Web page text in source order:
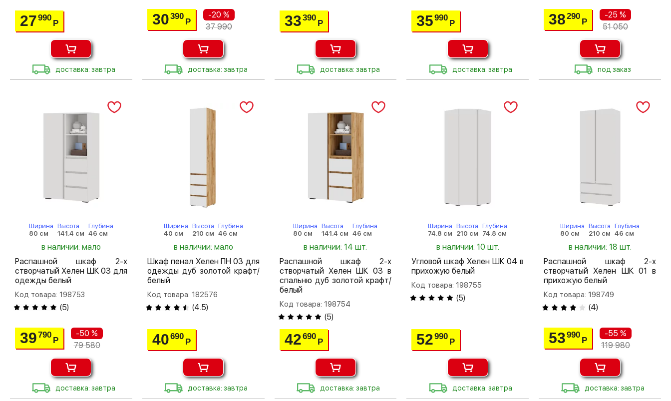
27990
Р
доставка: завтра
30390
Р
-20 %
37 990
доставка: завтра
33390
Р
доставка: завтра
35990
Р
доставка: завтра
38290
Р
-25 %
51 050
под заказ
Ширина
80 см
Высота
141.4 см
Глубина
46 см
в наличии: мало
Распашной шкаф 2-х
створчатый Хелен ШК 03 для
одежды белый
Код товара: 198753
(5)
39790
Р
-50 %
79 580
доставка: завтра
Ширина
40 см
Высота
210 см
Глубина
46 см
в наличии: мало
Шкаф пенал Хелен ПН 03 для
одежды дуб золотой крафт/
белый
Код товара: 182576
(4.5)
40690
Р
доставка: завтра
Ширина
80 см
Высота
141.4 см
Глубина
46 см
в наличии: 14 шт.
Распашной шкаф 2-х
створчатый Хелен ШК 03 в
спальню дуб золотой крафт/
белый
Код товара: 198754
(5)
42690
Р
доставка: завтра
Ширина
74.8 см
Высота
210 см
Глубина
74.8 см
в наличии: 10 шт.
Угловой шкаф Хелен ШК 04 в
прихожую белый
Код товара: 198755
(5)
52990
Р
доставка: завтра
Ширина
80 см
Высота
210 см
Глубина
46 см
в наличии: 18 шт.
Распашной шкаф 2-х
створчатый Хелен ШК 01 в
прихожую белый
Код товара: 198749
(4)
53990
Р
-55 %
119 980
доставка: завтра